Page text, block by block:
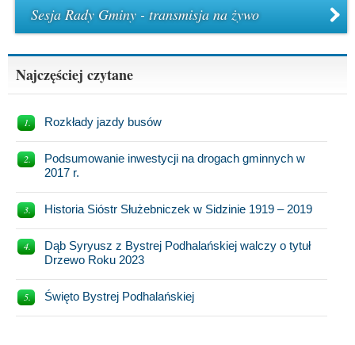
Sesja Rady Gminy - transmisja na żywo
Najczęściej czytane
Rozkłady jazdy busów
Podsumowanie inwestycji na drogach gminnych w
2017 r.
Historia Sióstr Służebniczek w Sidzinie 1919 – 2019
Dąb Syryusz z Bystrej Podhalańskiej walczy o tytuł
Drzewo Roku 2023
Święto Bystrej Podhalańskiej